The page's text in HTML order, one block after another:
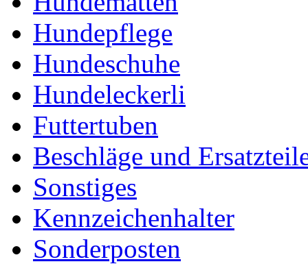
Hundepflege
Hundeschuhe
Hundeleckerli
Futtertuben
Beschläge und
Sonstiges
Kennzeichenhalter
Sonderposten